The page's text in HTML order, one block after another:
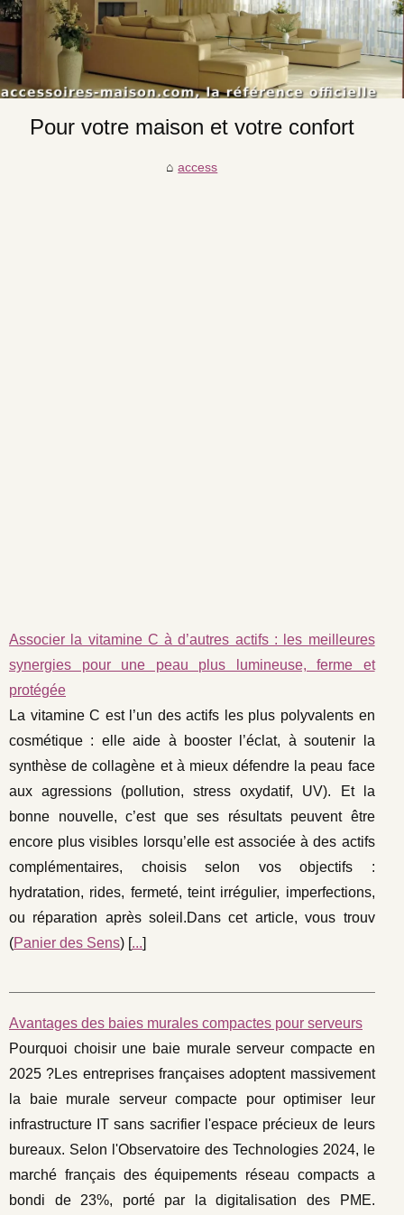
Pour votre maison et votre confort
access
Associer la vitamine C à d’autres actifs : les meilleures
synergies pour une peau plus lumineuse, ferme et
protégée
La vitamine C est l’un des actifs les plus polyvalents en
cosmétique : elle aide à booster l’éclat, à soutenir la
synthèse de collagène et à mieux défendre la peau face
aux agressions (pollution, stress oxydatif, UV). Et la
bonne nouvelle, c’est que ses résultats peuvent être
encore plus visibles lorsqu’elle est associée à des actifs
complémentaires, choisis selon vos objectifs :
hydratation, rides, fermeté, teint irrégulier, imperfections,
ou réparation après soleil.Dans cet article, vous trouv
(Panier des Sens) [...]
Avantages des baies murales compactes pour serveurs
Pourquoi choisir une baie murale serveur compacte en
2025 ?Les entreprises françaises adoptent massivement
la baie murale serveur compacte pour optimiser leur
infrastructure IT sans sacrifier l'espace précieux de leurs
bureaux. Selon l'Observatoire des Technologies 2024, le
marché français des équipements réseau compacts a
bondi de 23%, porté par la digitalisation des PME.